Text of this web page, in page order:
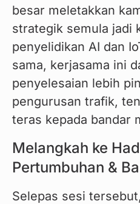
besar meletakkan
strategik semula jadi
penyelidikan AI dan
sama, kerjasama ini
penyelesaian lebih
pengurusan trafik,
teras kepada bandar
Melangkah ke
Pertumbuhan &
Selepas sesi